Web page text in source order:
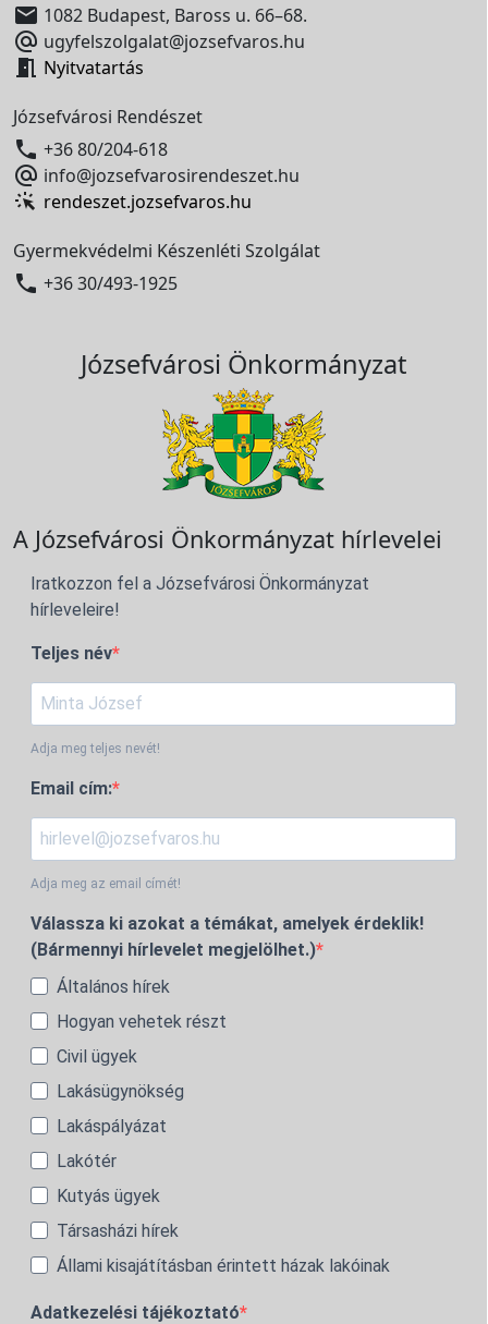
 1082 Budapest, Baross u. 66–68.
 ugyfelszolgalat@jozsefvaros.hu
 Nyitvatartás
Józsefvárosi Rendészet
 +36 80/204-618
 info@jozsefvarosirendeszet.hu
rendeszet.jozsefvaros.hu
Gyermekvédelmi Készenléti Szolgálat
 +36 30/493-1925
Józsefvárosi Önkormányzat
A Józsefvárosi Önkormányzat hírlevelei
Iratkozzon fel a Józsefvárosi Önkormányzat
hírleveleire!
Teljes név
Adja meg teljes nevét!
Email cím:
Adja meg az email címét!
Válassza ki azokat a témákat, amelyek érdeklik!
(Bármennyi hírlevelet megjelölhet.)
Általános hírek
Hogyan vehetek részt
Civil ügyek
Lakásügynökség
Lakáspályázat
Lakótér
Kutyás ügyek
Társasházi hírek
Állami kisajátításban érintett házak lakóinak
Adatkezelési tájékoztató